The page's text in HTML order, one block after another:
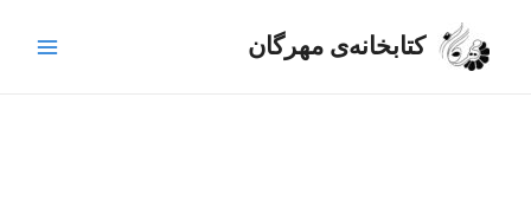
کتابخانه‌ی مهرگان